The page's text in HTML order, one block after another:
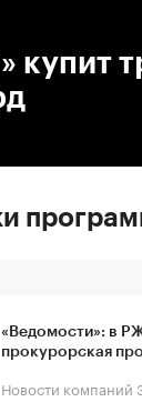
купит
«Ведомости»: в
прокурорская
Новости компаний